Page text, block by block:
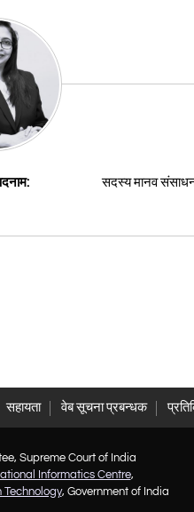
सदस्य मानव
सहायता वेब सूचना प्रबन्धक
Supreme Court of India
Informatics Centre,
Technology, Government of India